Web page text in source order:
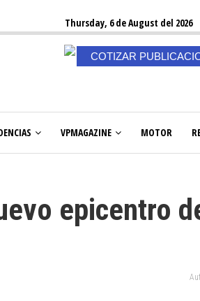
Thursday, 6 de August del 2026
COTIZAR
VPMAGAZINE MOTOR
epicentro